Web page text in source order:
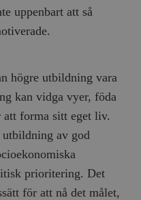
uppenbart att så
högre utbildning vara
kan vidga vyer, föda
forma sitt eget liv.
av god
prioritering. Det
för att nå det målet,